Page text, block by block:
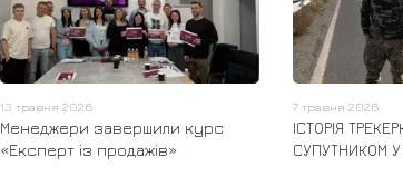
13 травня 2026
Менеджери завершили курс
«Експерт із продажів»
7 травня 2026
ІСТОРІЯ
СУПУТНИКОМ У